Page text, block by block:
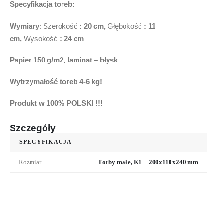
Specyfikacja toreb:
Wymiary: Szerokość : 20 cm, Głębokość : 11
cm, Wysokość : 24 cm
Papier 150 g/m2, laminat – błysk
Wytrzymałość toreb 4-6 kg!
Produkt w 100% POLSKI !!!
Szczegóły
SPECYFIKACJA
Rozmiar Torby małe, K1 – 200x110x240 mm